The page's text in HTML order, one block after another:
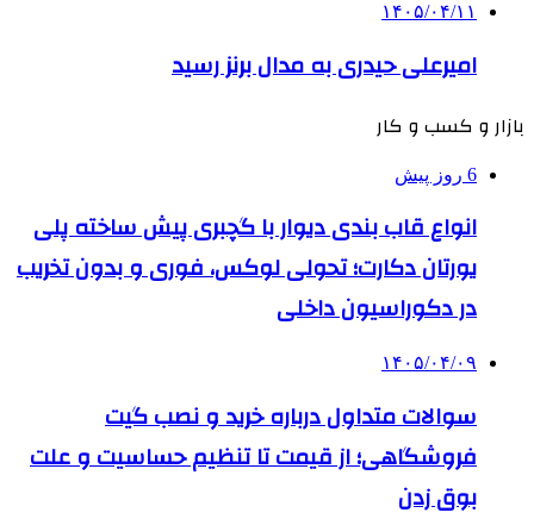
۱۴۰۵/۰۴/۱۱
امیرعلی حیدری به مدال برنز رسید
بازار و کسب و کار
6 روز پیش
انواع قاب بندی دیوار با گچبری پیش ساخته پلی
یورتان دکارت؛ تحولی لوکس، فوری و بدون تخریب
در دکوراسیون داخلی
۱۴۰۵/۰۴/۰۹
سوالات متداول درباره خرید و نصب گیت
فروشگاهی؛ از قیمت تا تنظیم حساسیت و علت
بوق زدن